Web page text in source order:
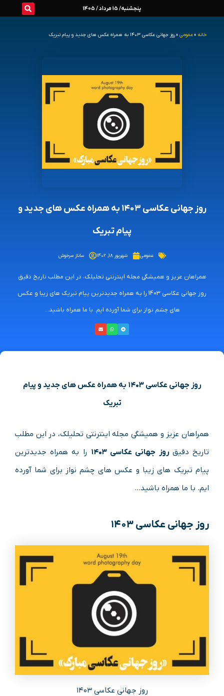
پنجشنبه/ 15 مرداد / 1405
خانه » عمومی » روز جهانی عکاسی ۱۴۰۳ به همراه عکس های جدید و پیام تبریک
روز جهانی عکاسی ۱۴۰۳ به همراه عکس های جدید و
پیام تبریک
عمومی شهریور ۱۸, ۱۴۰۲ ساناز سرخوش
همراهان عزیز و همیشگی مجله اینترنتی تحلیلک، در این مطلب تاریخ دقیق
روز جهانی عکاسی 1403 را به همراه جدیدترین پیام تبریک های زیبا و عکس
های چشم نواز برای شما آورده ایم. با ما همراه باشید...
روز جهانی عکاسی ۱۴۰۳ به همراه عکس های جدید و پیام
تبریک
همراهان عزیز و همیشگی مجله اینترنتی تحلیلک، در این مطلب
تاریخ دقیقروز جهانی عکاسی ۱۴۰۳
را به همراه جدیدترین
پیام تبریک های زیبا و عکس های چشم نواز برای شما آورده
ایم. با ما همراه باشید…
روز جهانی عکاسی ۱۴۰۳
روز جهانی عکاسی ۱۴۰۳